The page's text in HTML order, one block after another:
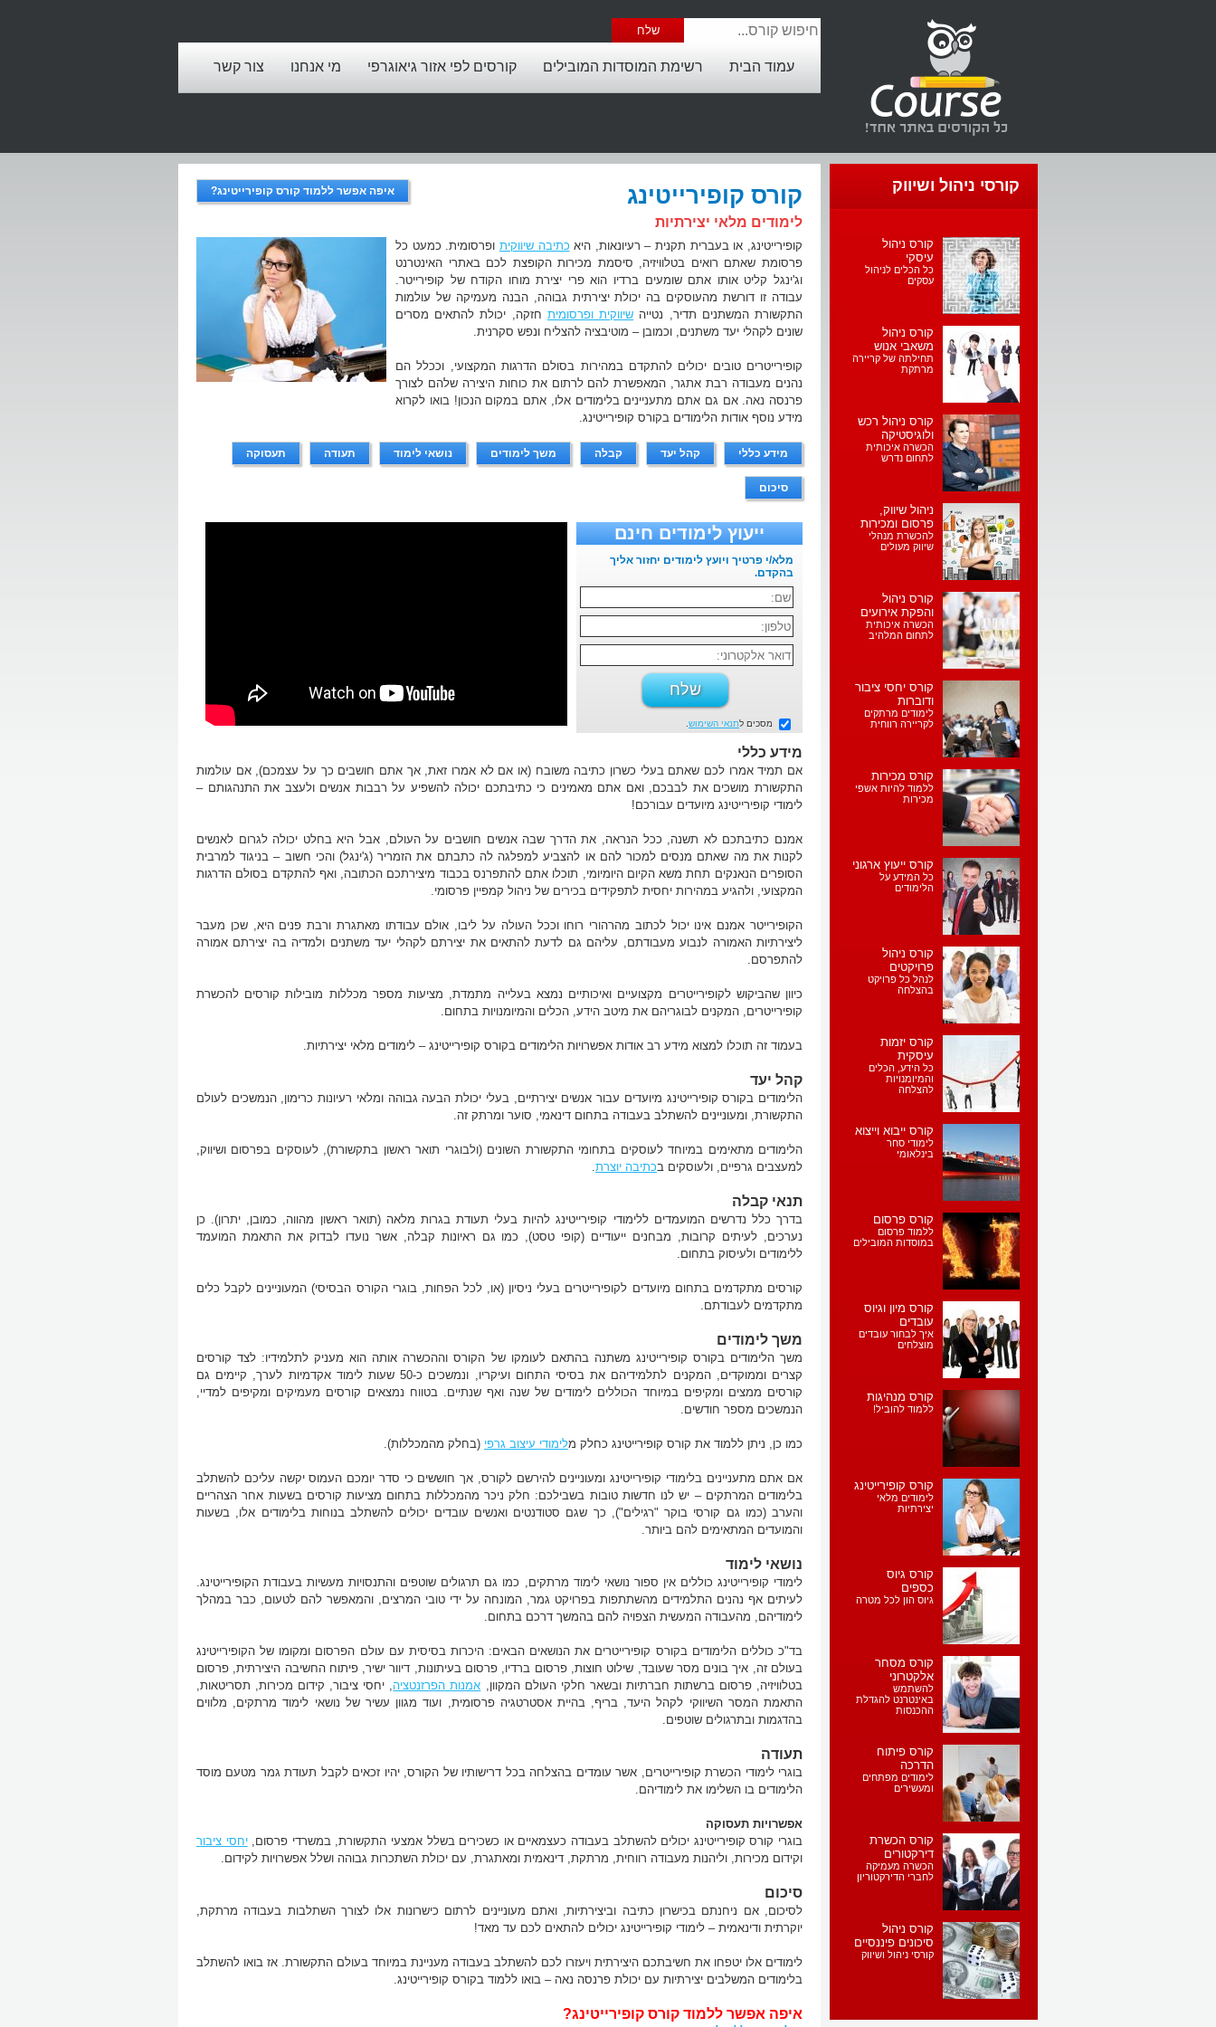
עמוד הבית רשימת המוסדות המובילים קורסים לפי אזור גיאוגרפי מי אנחנו צור קשר
קורסי ניהול ושיווק
קורס ניהול
עיסקי
כל הכלים לניהול
עסקים
קורס ניהול
משאבי אנוש
תחילתה של קריירה
מרתקת
קורס ניהול רכש
ולוגיסטיקה
הכשרה איכותית
לתחום נדרש
ניהול שיווק,
פרסום ומכירות
להכשרת מנהלי
שיווק מעולים
קורס ניהול
והפקת אירועים
הכשרה איכותית
לתחום המלהיב
קורס יחסי ציבור
ודוברות
לימודים מרתקים
לקריירה רווחית
קורס מכירות
ללמוד להיות אשפי
מכירות
קורס ייעוץ ארגוני
כל המידע על
הלימודים
קורס ניהול
פרויקטים
לנהל כל פרויקט
בהצלחה
קורס יזמות
עיסקית
כל הידע, הכלים
והמיומנויות
להצלחה
קורס ייבוא וייצוא
לימודי סחר
בינלאומי
קורס פרסום
ללמוד פרסום
במוסדות המובילים
קורס מיון וגיוס
עובדים
איך לבחור עובדים
מוצלחים
קורס מנהיגות
ללמוד להוביל!
קורס קופירייטינג
לימודים מלאי
יצירתיות
קורס גיוס
כספים
גיוס הון לכל מטרה
קורס מסחר
אלקטרוני
להשתמש
באינטרנט להגדלת
ההכנסות
קורס פיתוח
הדרכה
לימודים מפתחים
ומעשירים
קורס הכשרת
דירקטורים
הכשרה מעמיקה
לחברי הדירקטוריון
קורס ניהול
סיכונים פיננסיים
קורסי ניהול ושיווק
קורס קופירייטינג
לימודים מלאי יצירתיות
איפה אפשר ללמוד קורס קופירייטינג?
קופירייטינג, או בעברית תקנית – רעיונאות, היא כתיבה שיווקית ופרסומית. כמעט כל
פרסומת שאתם רואים בטלוויזיה, סיסמת מכירות הקופצת לכם באתרי האינטרנט
וג'ינגל קליט אותו אתם שומעים ברדיו הוא פרי יצירת מוחו הקודח של קופירייטר.
עבודה זו דורשת מהעוסקים בה יכולת יצירתית גבוהה, הבנה מעמיקה של עולמות
התקשורת המשתנים תדיר, נטייה שיווקית ופרסומית חזקה, יכולת להתאים מסרים
שונים לקהלי יעד משתנים, וכמובן – מוטיבציה להצליח ונפש סקרנית.
קופירייטרים טובים יכולים להתקדם במהירות בסולם הדרגות המקצועי, וככלל הם
נהנים מעבודה רבת אתגר, המאפשרת להם לרתום את כוחות היצירה שלהם לצורך
פרנסה נאה. אם גם אתם מתעניינים בלימודים אלו, אתם במקום הנכון! בואו לקרוא
מידע נוסף אודות הלימודים בקורס קופירייטינג.
מידע כללי קהל יעד קבלה משך לימודים נושאי לימוד תעודה תעסוקה
סיכום
ייעוץ לימודים חינם
מלא/י פרטיך ויועץ לימודים יחזור אליך
בהקדם.
מסכים לתנאי השימוש
מידע כללי
אם תמיד אמרו לכם שאתם בעלי כשרון כתיבה משובח (או אם לא אמרו זאת, אך אתם חושבים כך על עצמכם), אם עולמות
התקשורת מושכים את לבבכם, ואם אתם מאמינים כי כתיבתכם יכולה להשפיע על רבבות אנשים ולעצב את התנהגותם –
לימודי קופירייטינג מיועדים עבורכם!
אמנם כתיבתכם לא תשנה, ככל הנראה, את הדרך שבה אנשים חושבים על העולם, אבל היא בחלט יכולה לגרום לאנשים
לקנות את מה שאתם מנסים למכור להם או להצביע למפלגה לה כתבתם את הזמריר (ג'ינגל) והכי חשוב – בניגוד למרבית
הסופרים הנאנקים תחת משא הקיום היומיומי, תוכלו אתם להתפרנס בכבוד מיצירתכם הכתובה, ואף להתקדם בסולם הדרגות
המקצועי, ולהגיע במהירות יחסית לתפקידים בכירים של ניהול קמפיין פרסומי.
הקופירייטר אמנם אינו יכול לכתוב מהרהורי רוחו וככל העולה על ליבו, אולם עבודתו מאתגרת ורבת פנים היא, שכן מעבר
ליצירתיות האמורה לנבוע מעבודתם, עליהם גם לדעת להתאים את יצירתם לקהלי יעד משתנים ולמדיה בה יצירתם אמורה
להתפרסם.
כיוון שהביקוש לקופירייטרים מקצועיים ואיכותיים נמצא בעלייה מתמדת, מציעות מספר מכללות מובילות קורסים להכשרת
קופירייטרים, המקנים לבוגריהם את מיטב הידע, הכלים והמיומנויות בתחום.
בעמוד זה תוכלו למצוא מידע רב אודות אפשרויות הלימודים בקורס קופירייטינג – לימודים מלאי יצירתיות.
קהל יעד
הלימודים בקורס קופירייטינג מיועדים עבור אנשים יצירתיים, בעלי יכולת הבעה גבוהה ומלאי רעיונות כרימון, הנמשכים לעולם
התקשורת, ומעוניינים להשתלב בעבודה בתחום דינאמי, סוער ומרתק זה.
הלימודים מתאימים במיוחד לעוסקים בתחומי התקשורת השונים (ולבוגרי תואר ראשון בתקשורת), לעוסקים בפרסום ושיווק,
למעצבים גרפיים, ולעוסקים בכתיבה יוצרת.
תנאי קבלה
בדרך כלל נדרשים המועמדים ללימודי קופירייטינג להיות בעלי תעודת בגרות מלאה (תואר ראשון מהווה, כמובן, יתרון). כן
נערכים, לעיתים קרובות, מבחנים ייעודיים (קופי טסט), כמו גם ראיונות קבלה, אשר נועדו לבדוק את התאמת המועמד
ללימודים ולעיסוק בתחום.
קורסים מתקדמים בתחום מיועדים לקופירייטרים בעלי ניסיון (או, לכל הפחות, בוגרי הקורס הבסיסי) המעוניינים לקבל כלים
מתקדמים לעבודתם.
משך לימודים
משך הלימודים בקורס קופירייטינג משתנה בהתאם לעומקו של הקורס וההכשרה אותה הוא מעניק לתלמידיו: לצד קורסים
קצרים וממוקדים, המקנים לתלמידיהם את בסיסי התחום ועיקריו, ונמשכים כ-50 שעות לימוד אקדמיות לערך, קיימים גם
קורסים ממצים ומקיפים במיוחד הכוללים לימודים של שנה ואף שנתיים. בטווח נמצאים קורסים מעמיקים ומקיפים למדיי,
הנמשכים מספר חודשים.
כמו כן, ניתן ללמוד את קורס קופירייטינג כחלק מלימודי עיצוב גרפי (בחלק מהמכללות).
אם אתם מתעניינים בלימודי קופירייטינג ומעוניינים להירשם לקורס, אך חוששים כי סדר יומכם העמוס יקשה עליכם להשתלב
בלימודים המרתקים – יש לנו חדשות טובות בשבילכם: חלק ניכר מהמכללות בתחום מציעות קורסים בשעות אחר הצהריים
והערב (כמו גם קורסי בוקר "רגילים"), כך שגם סטודנטים ואנשים עובדים יכולים להשתלב בנוחות בלימודים אלו, בשעות
והמועדים המתאימים להם ביותר.
נושאי לימוד
לימודי קופירייטינג כוללים אין ספור נושאי לימוד מרתקים, כמו גם תרגולים שוטפים והתנסויות מעשיות בעבודת הקופירייטינג.
לעיתים אף נהנים התלמידים מהשתתפות בפרויקט גמר, המונחה על ידי טובי המרצים, והמאפשר להם לטעום, כבר במהלך
לימודיהם, מהעבודה המעשית הצפויה להם בהמשך דרכם בתחום.
בד"כ כוללים הלימודים בקורס קופירייטרים את הנושאים הבאים: היכרות בסיסית עם עולם הפרסום ומקומו של הקופירייטינג
בעולם זה, איך בונים מסר שעובד, שילוט חוצות, פרסום ברדיו, פרסום בעיתונות, דיוור ישיר, פיתוח החשיבה היצירתית, פרסום
בטלוויזיה, פרסום ברשתות חברתיות ובשאר חלקי העולם המקוון, אמנות הפרזנטציה, יחסי ציבור, קידום מכירות, תסריטאות,
התאמת המסר השיווקי לקהל היעד, בריף, בהיית אסטרטגיה פרסומית, ועוד מגוון עשיר של נושאי לימוד מרתקים, מלווים
בהדגמות ובתרגולים שוטפים.
תעודה
בוגרי לימודי הכשרת קופירייטרים, אשר עומדים בהצלחה בכל דרישותיו של הקורס, יהיו זכאים לקבל תעודת גמר מטעם מוסד
הלימודים בו השלימו את לימודיהם.
אפשרויות תעסוקה
בוגרי קורס קופירייטינג יכולים להשתלב בעבודה כעצמאיים או כשכירים בשלל אמצעי התקשורת, במשרדי פרסום,יחסי ציבור
וקידום מכירות, וליהנות מעבודה רווחית, מרתקת, דינאמית ומאתגרת, עם יכולת השתכרות גבוהה ושלל אפשרויות לקידום.
סיכום
לסיכום, אם ניחנתם בכישרון כתיבה וביצירתיות, ואתם מעוניינים לרתום כישרונות אלו לצורך השתלבות בעבודה מרתקת,
יוקרתית ודינאמית – לימודי קופירייטינג יכולים להתאים לכם עד מאד!
לימודים אלו יטפחו את חשיבתכם היצירתית ויעזרו לכם להשתלב בעבודה מעניינת במיוחד בעולם התקשורת. אז בואו להשתלב
בלימודים המשלבים יצירתיות עם יכולת פרנסה נאה – בואו ללמוד בקורס קופירייטינג.
איפה אפשר ללמוד קורס קופירייטינג?